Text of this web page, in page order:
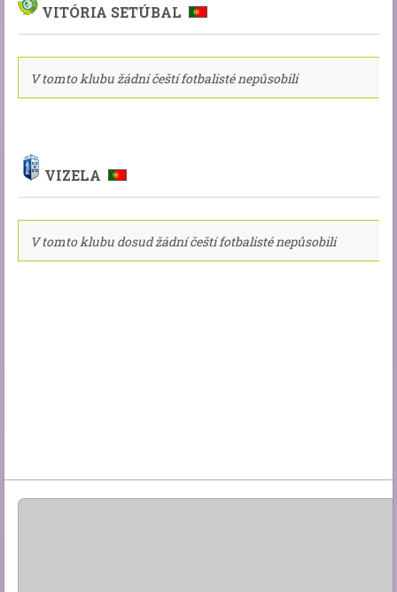
VITÓRIA SETÚBAL
V tomto klubu žádní čeští fotbalisté nepůsobili
VIZELA
V tomto klubu dosud žádní čeští fotbalisté nepůsobili